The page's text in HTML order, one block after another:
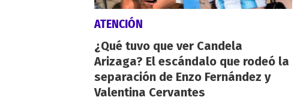
ATENCIÓN
¿Qué tuvo que ver Candela
Arizaga? El escándalo que rodeó la
separación de Enzo Fernández y
Valentina Cervantes